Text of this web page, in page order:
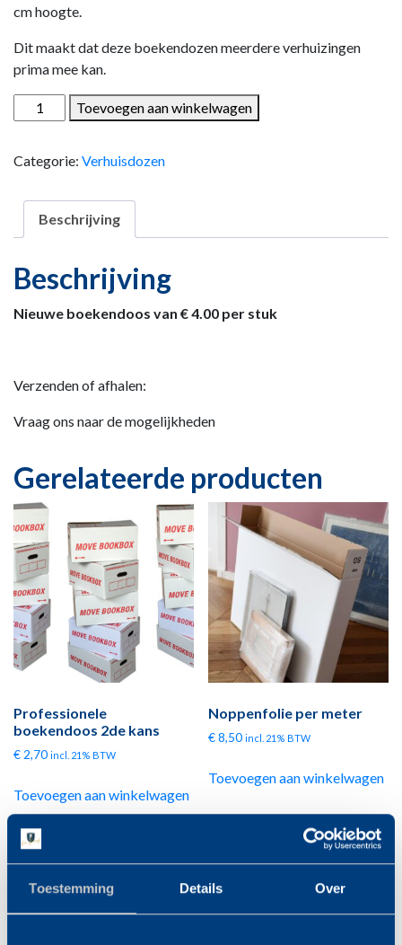
Toestemming Details Over
cm hoogte.
Dit maakt dat deze boekendozen meerdere verhuizingen
prima mee kan.
Boekendoos nieuw aantal
Toevoegen aan winkelwagen
Categorie: Verhuisdozen
Beschrijving
Beschrijving
Nieuwe boekendoos van € 4.00 per stuk
Verzenden of afhalen:
Vraag ons naar de mogelijkheden
Gerelateerde producten
Professionele
boekendoos 2de kans
€ 2,70 incl. 21% BTW
Toevoegen aan winkelwagen
Noppenfolie per meter
€8,50 incl. 21% BTW
Toevoegen aan winkelwagen